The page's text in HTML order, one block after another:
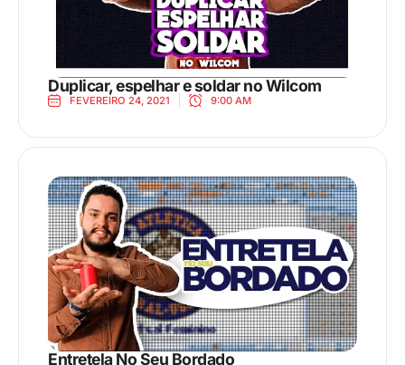
Duplicar, espelhar e soldar no Wilcom
FEVEREIRO 24, 2021 9:00 AM
Entretela No Seu Bordado